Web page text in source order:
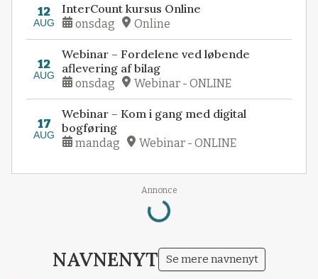
12
AUG
InterCount kursus Online
onsdag Online
12
AUG
Webinar – Fordelene ved løbende
aflevering af bilag
onsdag Webinar - ONLINE
17
AUG
Webinar – Kom i gang med digital
bogføring
mandag Webinar - ONLINE
Annonce
Loading...
NAVNENYT Se mere navnenyt